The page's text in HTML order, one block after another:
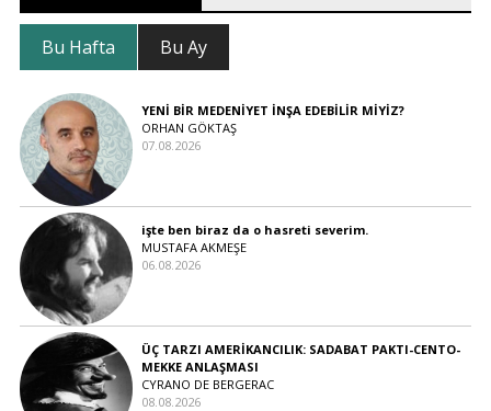
Bu Hafta Bu Ay
YENİ BİR MEDENİYET İNŞA EDEBİLİR MİYİZ?
ORHAN GÖKTAŞ
07.08.2026
işte ben biraz da o hasreti severim.
MUSTAFA AKMEŞE
06.08.2026
ÜÇ TARZI AMERİKANCILIK: SADABAT PAKTI-CENTO-
MEKKE ANLAŞMASI
CYRANO DE BERGERAC
08.08.2026